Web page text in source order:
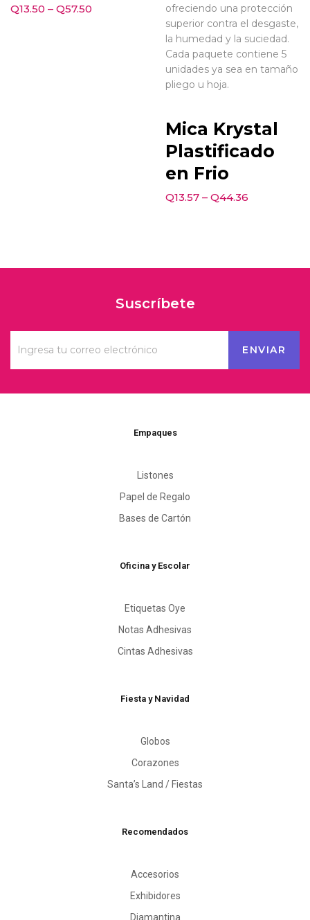
Q13.50 – Q57.50
ofreciendo una protección
superior contra el desgaste,
la humedad y la suciedad.
Cada paquete contiene 5
unidades ya sea en tamaño
pliego u hoja.
Mica Krystal
Plastificado
en Frio
Q13.57 – Q44.36
Suscríbete
Empaques
Listones
Papel de Regalo
Bases de Cartón
Oficina y Escolar
Etiquetas Oye
Notas Adhesivas
Cintas Adhesivas
Fiesta y Navidad
Globos
Corazones
Santa’s Land / Fiestas
Recomendados
Accesorios
Exhibidores
Diamantina